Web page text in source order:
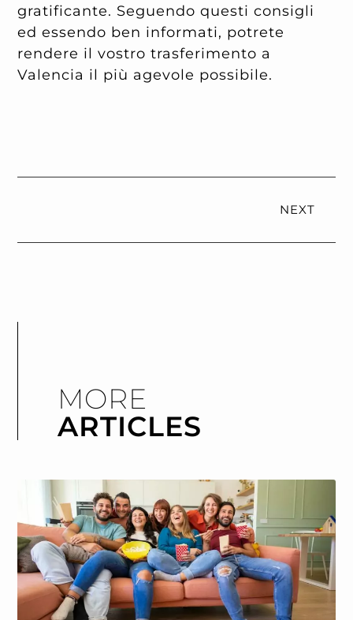
gratificante. Seguendo questi consigli
ed essendo ben informati, potrete
rendere il vostro trasferimento a
Valencia il più agevole possibile.
NEXT
MORE
ARTICLES